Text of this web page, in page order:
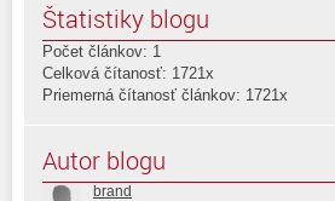
Štatistiky blogu
Počet článkov: 1
Celková čítanosť: 1721x
Priemerná čítanosť článkov: 1721x
Autor blogu
brand